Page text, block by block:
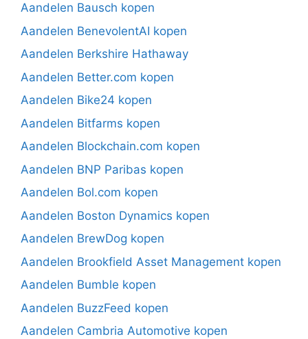
Aandelen Bausch kopen
Aandelen BenevolentAI kopen
Aandelen Berkshire Hathaway
Aandelen Better.com kopen
Aandelen Bike24 kopen
Aandelen Bitfarms kopen
Aandelen Blockchain.com kopen
Aandelen BNP Paribas kopen
Aandelen Bol.com kopen
Aandelen Boston Dynamics kopen
Aandelen BrewDog kopen
Aandelen Brookfield Asset Management kopen
Aandelen Bumble kopen
Aandelen BuzzFeed kopen
Aandelen Cambria Automotive kopen